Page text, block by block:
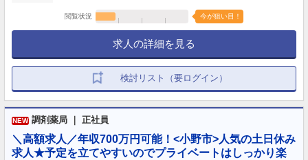
閲覧状況 今が狙い目！
求人の詳細を見る
検討リスト（要ログイン）
NEW 調剤薬局 ｜ 正社員
＼高額求人／年収700万円可能！<小野市>人気の土日休み
求人★予定を立てやすいのでプライベートはしっかり楽